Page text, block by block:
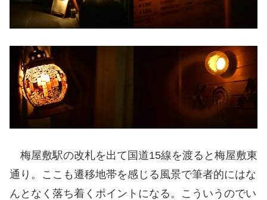
梅屋敷駅の改札を出て国道15線を渡ると梅屋敷東
通り。ここも遷移地帯を感じる風景で筆者的にはな
んとなく落ち着くポイントになる。こういうのでい